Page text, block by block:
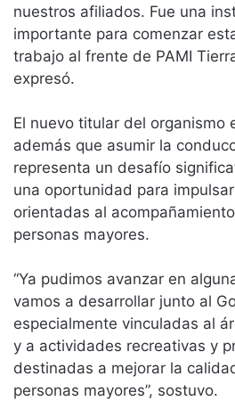
nuestros afiliados. Fue una
importante para comenzar
trabajo al frente de PAMI
expresó.
El nuevo titular del organismo
además que asumir la
representa un desafío
una oportunidad para
orientadas al
personas mayores.
“Ya pudimos avanzar en
vamos a desarrollar junto al
especialmente vinculadas al
y a actividades recreativas y
destinadas a mejorar la
personas mayores”, sostuvo.